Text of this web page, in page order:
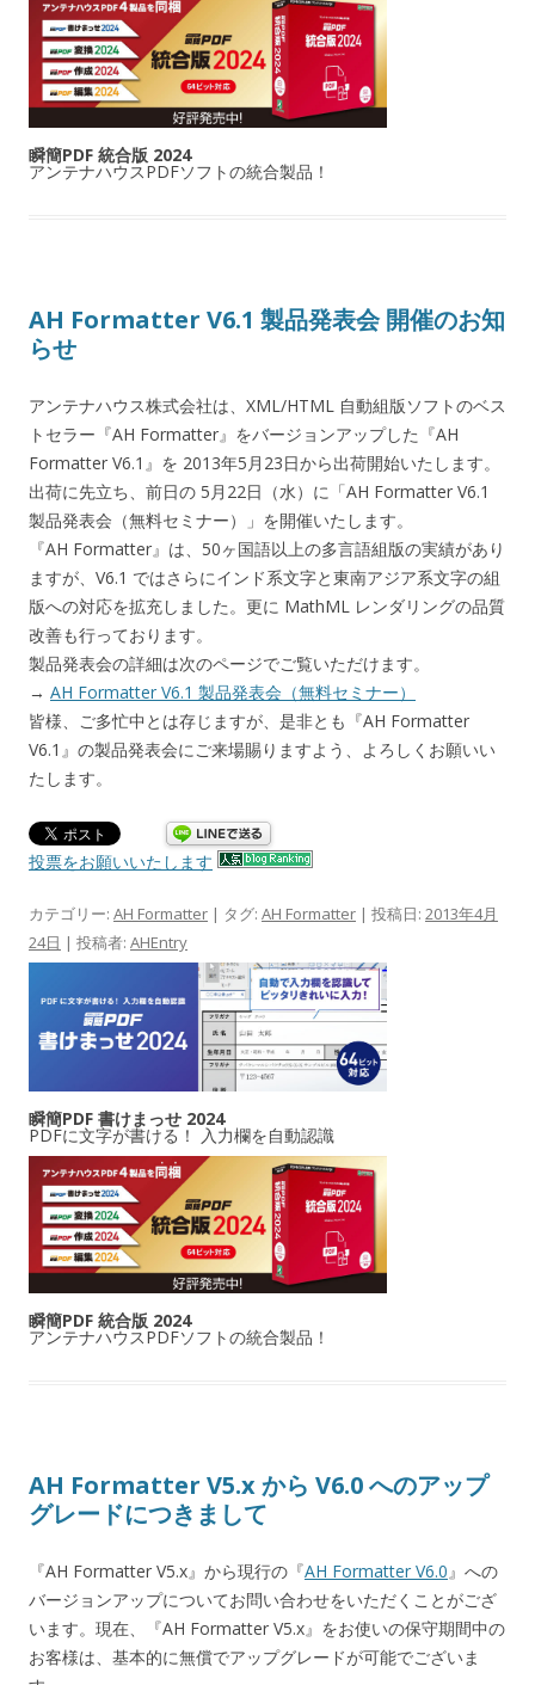
瞬簡PDF 統合版 2024
アンテナハウスPDFソフトの統合製品！
AH Formatter V6.1 製品発表会 開催のお知
らせ
アンテナハウス株式会社は、XML/HTML 自動組版ソフトのベス
トセラー『AH Formatter』をバージョンアップした『AH
Formatter V6.1』を 2013年5月23日から出荷開始いたします。
出荷に先立ち、前日の 5月22日（水）に「AH Formatter V6.1
製品発表会（無料セミナー）」を開催いたします。
『AH Formatter』は、50ヶ国語以上の多言語組版の実績があり
ますが、V6.1 ではさらにインド系文字と東南アジア系文字の組
版への対応を拡充しました。更に MathML レンダリングの品質
改善も行っております。
製品発表会の詳細は次のページでご覧いただけます。
→ AH Formatter V6.1 製品発表会（無料セミナー）
皆様、ご多忙中とは存じますが、是非とも『AH Formatter
V6.1』の製品発表会にご来場賜りますよう、よろしくお願いい
たします。
投票をお願いいたします
カテゴリー: AH Formatter | タグ: AH Formatter | 投稿日: 2013年4月
24日 | 投稿者: AHEntry
瞬簡PDF 書けまっせ 2024
PDFに文字が書ける！ 入力欄を自動認識
瞬簡PDF 統合版 2024
アンテナハウスPDFソフトの統合製品！
AH Formatter V5.x から V6.0 へのアップ
グレードにつきまして
『AH Formatter V5.x』から現行の『AH Formatter V6.0 』への
バージョンアップについてお問い合わせをいただくことがござ
います。現在、『AH Formatter V5.x』をお使いの保守期間中の
お客様は、基本的に無償でアップグレードが可能でございま